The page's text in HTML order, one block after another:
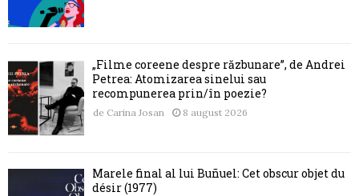
„Filme coreene despre răzbunare”, de Andrei
Petrea: Atomizarea sinelui sau
recompunerea prin/în poezie?
de Carina Josan 8 august 2026
Marele final al lui Buñuel: Cet obscur objet du
désir (1977)